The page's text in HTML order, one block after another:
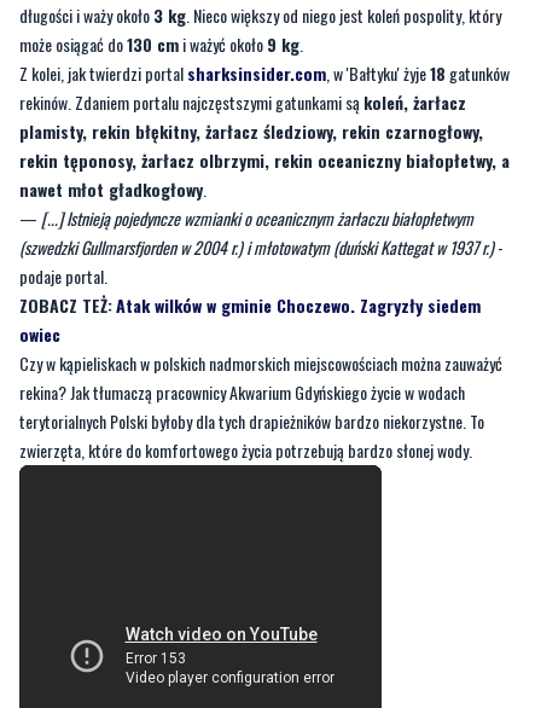
długości i waży około3 kg . Nieco większy od niego jest koleń pospolity, który
może osiągać do130 cmi ważyć około9 kg
Z kolei, jak twierdzi portalsharksinsider.com , w 'Bałtyku' żyje18 gatunków
rekinów. Zdaniem portalu najczęstszymi gatunkami są koleń, żarłacz
plamisty, rekin błękitny, żarłacz śledziowy, rekin czarnogłowy,
rekin tęponosy, żarłacz olbrzymi, rekin oceaniczny białopłetwy, a
nawet młot gładkogłowy
— [...] Istnieją pojedyncze wzmianki o oceanicznym żarłaczu białopłetwym
(szwedzki Gullmarsfjorden w 2004 r.) i młotowatym (duński Kattegat w 1937 r.)-
podaje portal.
ZOBACZ TEŻ:Atak wilków w gminie Choczewo. Zagryzły siedem
owiec
Czy w kąpieliskach w polskich nadmorskich miejscowościach można zauważyć
rekina? Jak tłumaczą pracownicy Akwarium Gdyńskiego życie w wodach
terytorialnych Polski byłoby dla tych drapieżników bardzo niekorzystne. To
zwierzęta, które do komfortowego życia potrzebują bardzo słonej wody.